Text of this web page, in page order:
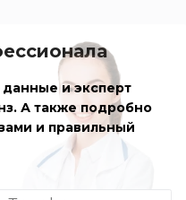
и эксперт
А также подробно
и правильный